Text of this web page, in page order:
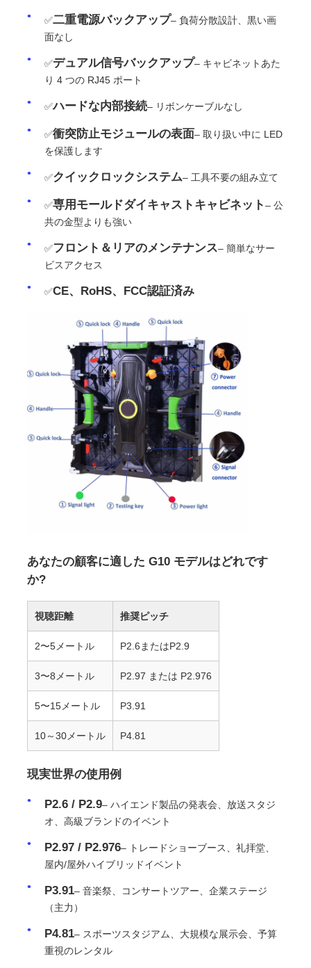
✅二重電源バックアップ– 負荷分散設計、黒い画
面なし
✅デュアル信号バックアップ– キャビネットあた
り 4 つの RJ45 ポート
✅ハードな内部接続– リボンケーブルなし
✅衝突防止モジュールの表面– 取り扱い中に LED
を保護します
✅クイックロックシステム– 工具不要の組み立て
✅専用モールドダイキャストキャビネット– 公
共の金型よりも強い
✅フロント＆リアのメンテナンス– 簡単なサー
ビスアクセス
✅CE、RoHS、FCC認証済み
あなたの顧客に適した G10 モデルはどれです
か?
視聴距離 推奨ピッチ
2〜5メートル P2.6またはP2.9
3〜8メートル P2.97 または P2.976
5〜15メートル P3.91
10～30メートル P4.81
現実世界の使用例
P2.6 / P2.9– ハイエンド製品の発表会、放送スタジ
オ、高級ブランドのイベント
P2.97 / P2.976– トレードショーブース、礼拝堂、
屋内/屋外ハイブリッドイベント
P3.91– 音楽祭、コンサートツアー、企業ステージ
（主力）
P4.81– スポーツスタジアム、大規模な展示会、予算
重視のレンタル